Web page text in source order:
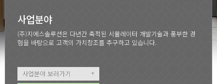
사업분야
(주)지에스솔루션은 다년간 축적된 시뮬레이터 개발기술과 풍부한 경
험을 바탕으로 고객의 가치창조를 추구하고 있습니다.
사업분야 보러가기
+